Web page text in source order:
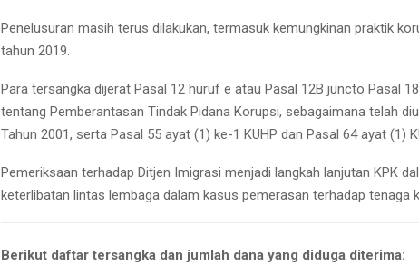
Penelusuran masih terus dilakukan, termasuk kemungkinan praktik
tahun 2019.
Para tersangka dijerat Pasal 12 huruf e atau Pasal 12B juncto Pasal
tentang Pemberantasan Tindak Pidana Korupsi, sebagaimana telah
Tahun 2001, serta Pasal 55 ayat (1) ke-1 KUHP dan Pasal 64 ayat (1)
Pemeriksaan terhadap Ditjen Imigrasi menjadi langkah lanjutan KPK
keterlibatan lintas lembaga dalam kasus pemerasan terhadap tenaga
Berikut daftar tersangka dan jumlah dana yang diduga diterima: